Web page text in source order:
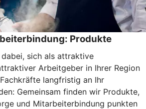
Produkte
sich als attraktive
Arbeitgeber in Ihrer Region
langfristig an Ihr
Gemeinsam finden wir Produkte,
und Mitarbeiterbindung punkten